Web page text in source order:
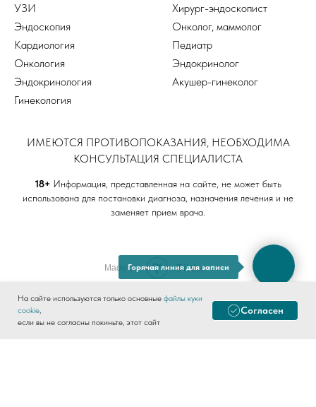
Горячая линия для записи
УЗИ
Эндоскопия
Кардиология
Онкология
Эндокринология
Гинекология
Хирург-эндоскопист
Онколог, маммолог
Педиатр
Эндокринолог
Акушер-гинеколог
ИМЕЮТСЯ ПРОТИВОПОКАЗАНИЯ, НЕОБХОДИМА
КОНСУЛЬТАЦИЯ СПЕЦИАЛИСТА
18+Информация, представленная на сайте, не может быть
использована для постановки диагноза, назначения лечения и не
заменяет прием врача.
На сайте используются только основные файлы куки
cookie,
если вы не согласны покиньте, этот сайт
Согласен
О НАС
УСЛУГИ КОНТАКТЫ
Made on Tilda